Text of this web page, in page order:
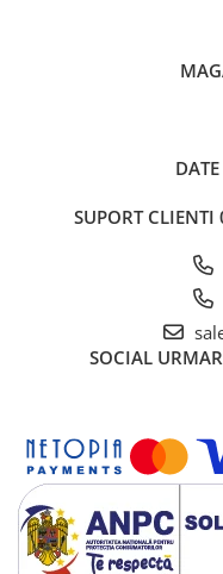
SUPORT CLIENTI
SOCIAL